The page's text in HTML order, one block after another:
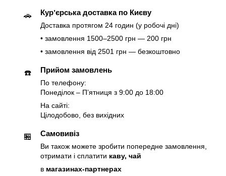
🚗 Курʼєрська доставка по Києву
Доставка протягом 24 годин (у робочі дні)
• замовлення 1500–2500 грн — 200 грн
• замовлення від 2501 грн — безкоштовно
☎️ Прийом замовлень
По телефону:
Понеділок – Пʼятниця з 9:00 до 18:00
На сайті:
Цілодобово, без вихідних
🏪 Самовивіз
Ви також можете зробити попередне замовлення,
отримати і сплатити каву, чай
в магазинах-партнерах